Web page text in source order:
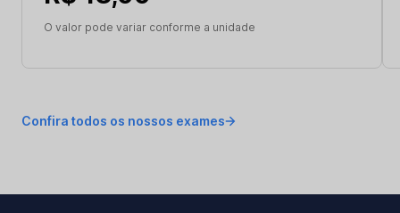
O valor pode variar conforme a unidade
Confira todos os nossos exames